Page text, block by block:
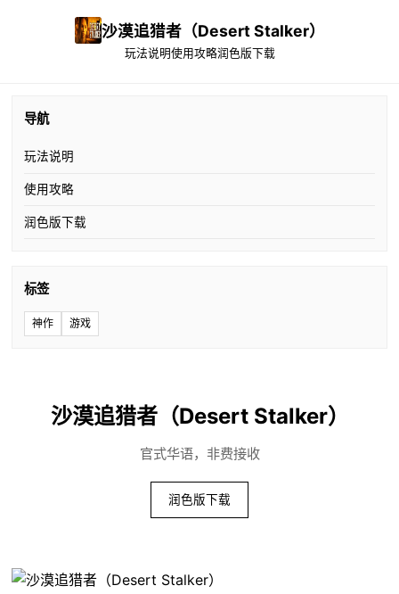
沙漠追猎者（Desert Stalker）
玩法说明使用攻略润色版下载
导航
玩法说明
使用攻略
润色版下载
标签
神作 游戏
沙漠追猎者（Desert Stalker）
官式华语，非费接收
润色版下载